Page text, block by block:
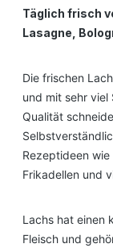
Täglich frisch
Lasagne,
Die frischen
und mit sehr
Qualität
Rezeptideen
Frikadellen und
Lachs hat einen
Fleisch und